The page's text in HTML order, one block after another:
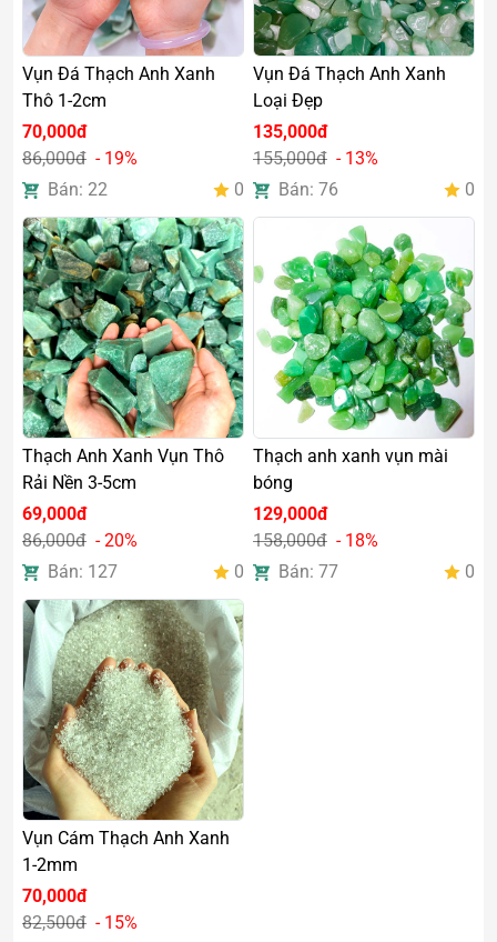
Vụn Đá Thạch Anh Xanh
Thô 1-2cm
70,000đ
86,000đ - 19%
Bán: 22
0
Vụn Đá Thạch Anh Xanh
Loại Đẹp
135,000đ
155,000đ - 13%
Bán: 76
0
Thạch Anh Xanh Vụn Thô
Rải Nền 3-5cm
69,000đ
86,000đ - 20%
Bán: 127
0
Thạch anh xanh vụn mài
bóng
129,000đ
158,000đ - 18%
Bán: 77
0
Vụn Cám Thạch Anh Xanh
1-2mm
70,000đ
82,500đ - 15%